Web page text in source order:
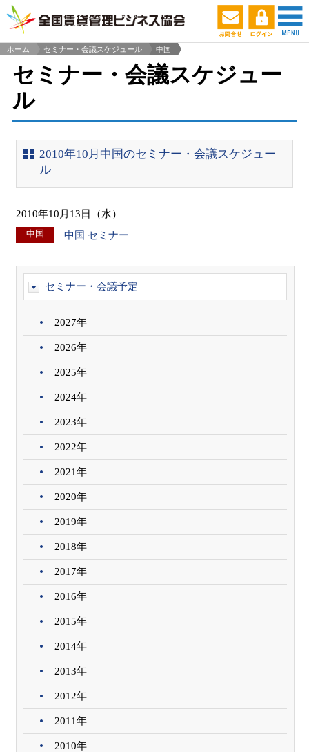
ホーム
セミナー・会議スケジュール
中国
セミナー・会議スケジュー
ル
2010年10月中国のセミナー・会議スケジュー
ル
2010年10月13日（水）
中国 中国 セミナー
セミナー・会議予定
2027年
2026年
2025年
2024年
2023年
2022年
2021年
2020年
2019年
2018年
2017年
2016年
2015年
2014年
2013年
2012年
2011年
2010年